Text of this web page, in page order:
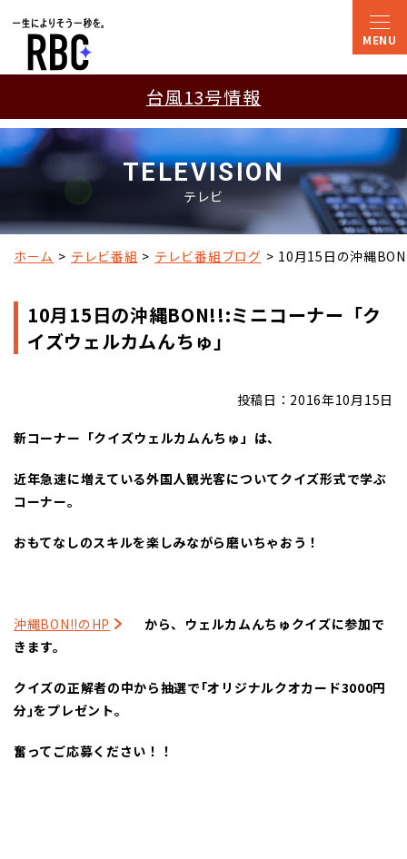
台風13号情報
TELEVISION
テレビ
ホーム テレビ番組 テレビ番組ブログ 10月15日の沖縄
10月15日の沖縄BON!!:ミニコーナー「ク
イズウェルカムんちゅ」
投稿日：2016年10月15日
新コーナー「クイズウェルカムんちゅ」は、
近年急速に増えている外国人観光客についてクイズ形式で学ぶ
コーナー。
おもてなしのスキルを楽しみながら磨いちゃおう！
沖縄BON!!のHP
から、ウェルカムんちゅクイズに参加で
きます。
クイズの正解者の中から抽選で｢オリジナルクオカード3000円
分｣をプレゼント。
奮ってご応募ください！！